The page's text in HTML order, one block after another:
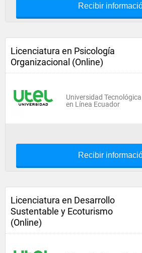
Recibir
Licenciatura en Psicología
Organizacional (Online)
Universidad
en Línea Ecuador
Recibir
Licenciatura en Desarrollo
Sustentable y Ecoturismo
(Online)